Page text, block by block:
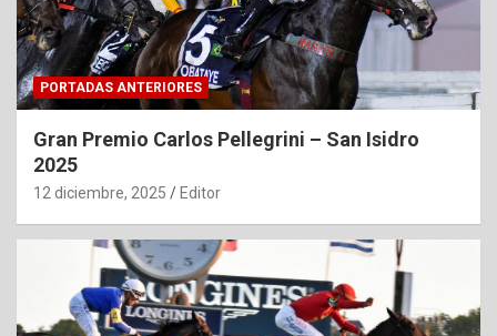
PORTADAS ANTERIORES
Gran Premio Carlos Pellegrini – San Isidro
2025
12 diciembre, 2025 Editor